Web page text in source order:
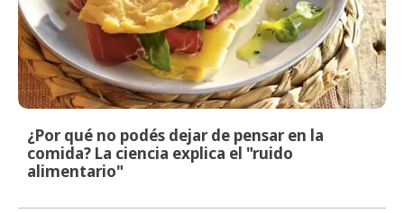
¿Por qué no podés dejar de pensar en la
comida? La ciencia explica el "ruido
alimentario"